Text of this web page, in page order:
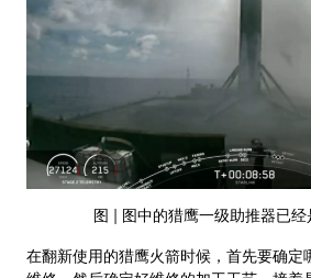
图 | 图中的猎鹰一级助推器已
在翻新使用的猎鹰火箭时候，首先要确定